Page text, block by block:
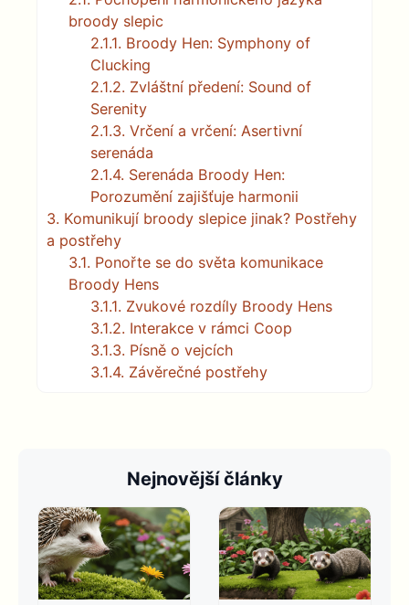
broody slepic
2.1.1. Broody Hen: Symphony of
Clucking
2.1.2. Zvláštní předení: Sound of
Serenity
2.1.3. Vrčení a vrčení: Asertivní
serenáda
2.1.4. Serenáda Broody Hen:
Porozumění zajišťuje harmonii
3. Komunikují broody slepice jinak? Postřehy
a postřehy
3.1. Ponořte se do světa komunikace
Broody Hens
3.1.1. Zvukové rozdíly Broody Hens
3.1.2. Interakce v rámci Coop
3.1.3. Písně o vejcích
3.1.4. Závěrečné postřehy
Nejnovější články